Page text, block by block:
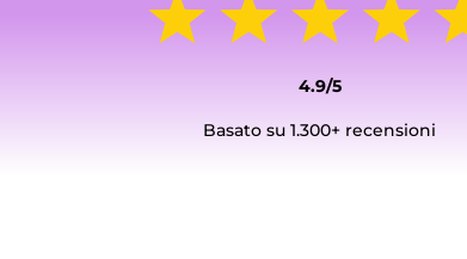
4.9/5
Basato su 1.300+ recensioni